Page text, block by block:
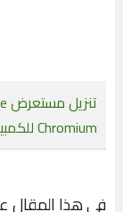
Chromium للكمبيوتر والهاتف مجاناً
في هذا المقال